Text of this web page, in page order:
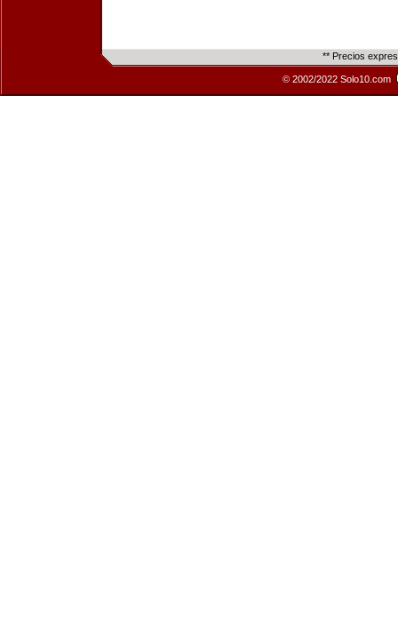
** Precios
© 2002/2022 Solo10.com